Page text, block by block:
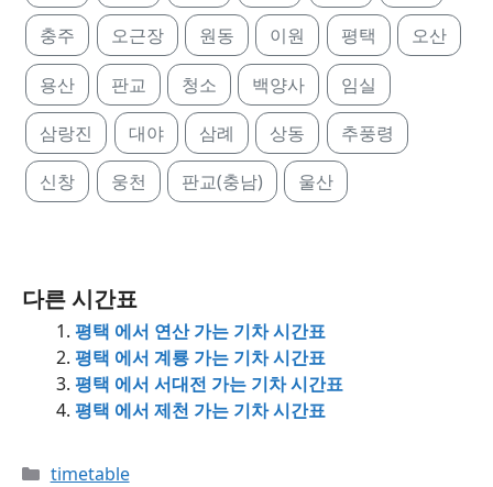
충주 오근장 원동 이원 평택 오산
용산 판교 청소 백양사 임실
삼랑진 대야 삼례 상동 추풍령
신창 웅천 판교(충남) 울산
다른 시간표
평택 에서 연산 가는 기차 시간표
평택 에서 계룡 가는 기차 시간표
평택 에서 서대전 가는 기차 시간표
평택 에서 제천 가는 기차 시간표
Categories
timetable